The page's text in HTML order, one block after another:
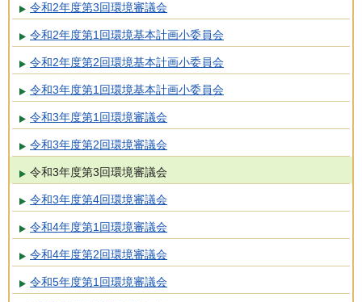
令和2年度第3回環境審議会
令和2年度第1回環境基本計画小委員会
令和2年度第2回環境基本計画小委員会
令和3年度第1回環境基本計画小委員会
令和3年度第1回環境審議会
令和3年度第2回環境審議会
令和3年度第3回環境審議会
令和3年度第4回環境審議会
令和4年度第1回環境審議会
令和4年度第2回環境審議会
令和5年度第1回環境審議会